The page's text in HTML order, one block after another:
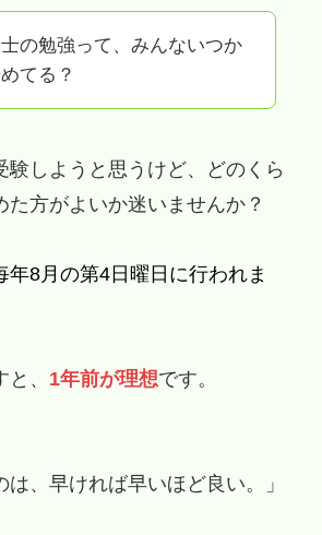
の勉強って、みんないつか
てる？
験しようと思うけど、どのくら
た方がよいか迷いませんか？
年8月の第4日曜日に行われま
、 1年前が理想です。
は、早ければ早いほど良い。」